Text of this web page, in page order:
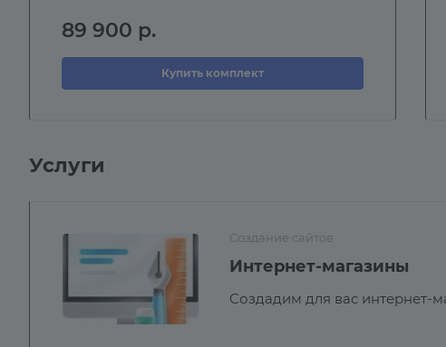
89 900 р.
Купить комплект
Услуги
Создание сайтов
Интернет-магазины
Создадим для вас интернет-